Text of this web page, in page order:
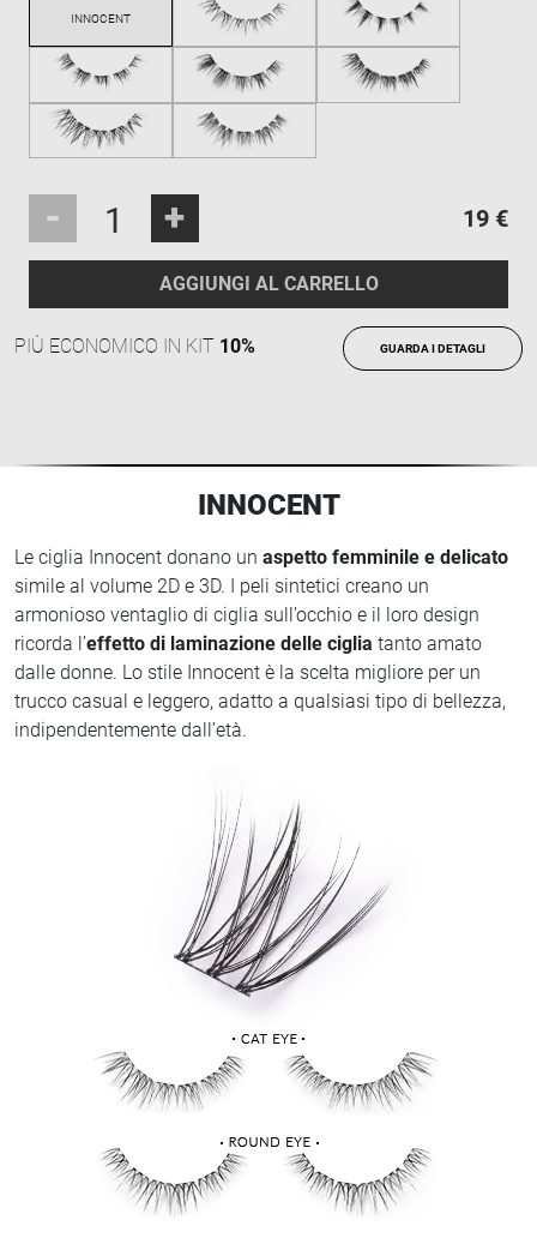
- + 19 €
AGGIUNGI AL CARRELLO
PIÙ ECONOMICO IN KIT 10% GUARDA I DETAGLI
INNOCENT
Le ciglia Innocent donano un aspetto femminile e delicato
simile al volume 2D e 3D. I peli sintetici creano un
armonioso ventaglio di ciglia sull’occhio e il loro design
ricorda l’effetto di laminazione delle ciglia tanto amato
dalle donne. Lo stile Innocent è la scelta migliore per un
trucco casual e leggero, adatto a qualsiasi tipo di bellezza,
indipendentemente dall’età.